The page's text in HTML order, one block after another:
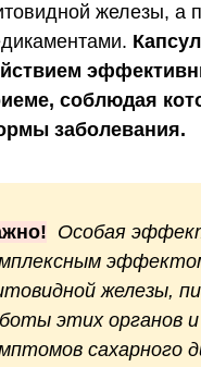
железы, а
соблюдая
заболевания.
Особая
железы,
этих органов
сахарного